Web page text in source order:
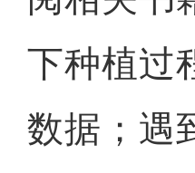
下种植过
数据；遇